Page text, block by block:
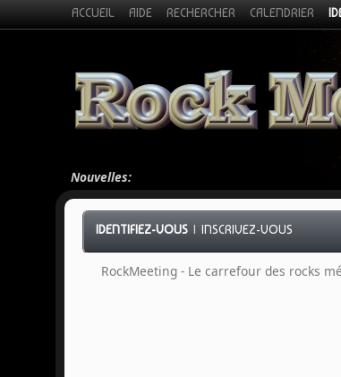
ACCUEIL AIDE RECHERCHER CALENDRIER
Nouvelles:
IDENTIFIEZ-VOUS |INSCRIVEZ-VOUS
RockMeeting - Le carrefour des rocks